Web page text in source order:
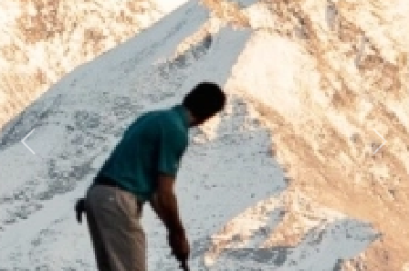
Previous Next